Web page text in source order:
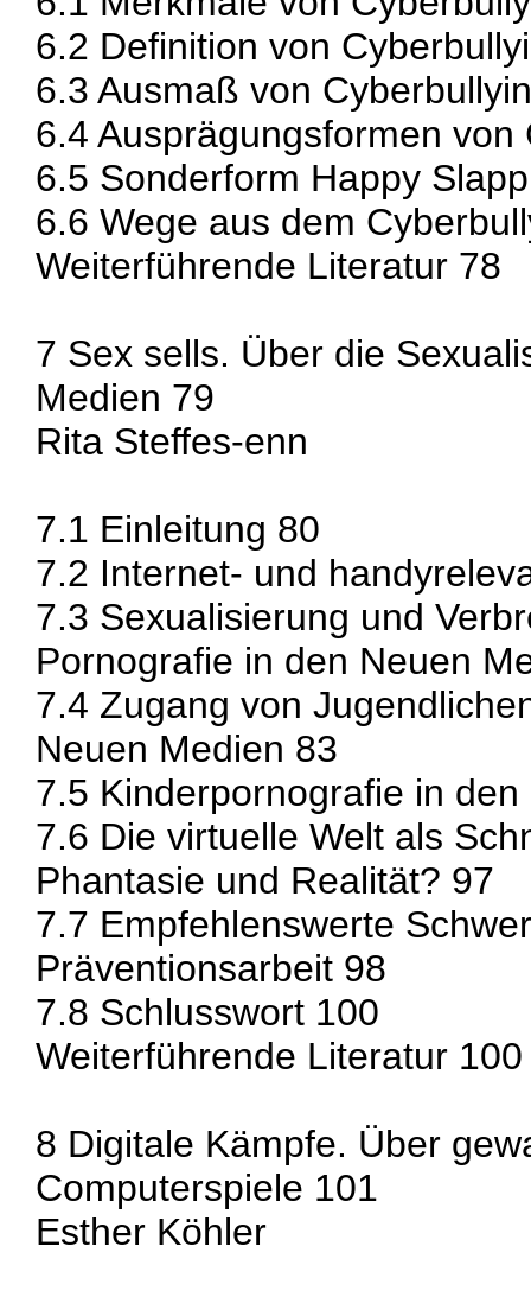
6.2 Definition von
6.3 Ausmaß von
6.4 Ausprägungsformen von
6.5 Sonderform Happy
6.6 Wege aus dem
Weiterführende Literatur 78
7 Sex sells. Über die
Medien 79
Rita Steffes-enn
7.1 Einleitung 80
7.2 Internet- und
7.3 Sexualisierung und
Pornografie in den Neuen
7.4 Zugang von
Neuen Medien 83
7.5 Kinderpornografie in
7.6 Die virtuelle Welt als
Phantasie und Realität? 97
7.7 Empfehlenswerte
Präventionsarbeit 98
7.8 Schlusswort 100
Weiterführende Literatur 100
8 Digitale Kämpfe. Über
Computerspiele 101
Esther Köhler